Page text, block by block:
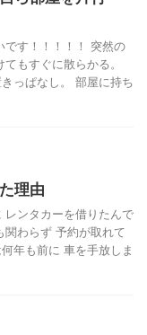
です！！！！！ 突然の
もすぐに散らかる。
っぱなし。 部屋に持ち
理由
レンタカーを借りたんで
わらず 予約が取れて
年も前に 車を手放しま